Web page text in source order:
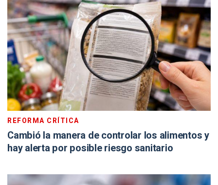
REFORMA CRÍTICA
Cambió la manera de controlar los alimentos y
hay alerta por posible riesgo sanitario